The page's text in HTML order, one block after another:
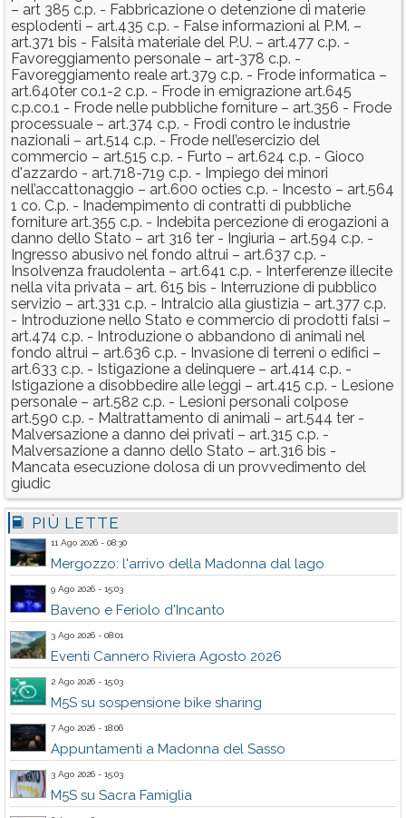
– art 385 c.p. - Fabbricazione o detenzione di materie
esplodenti – art.435 c.p. - False informazioni al P.M. –
art.371 bis - Falsità materiale del P.U. – art.477 c.p. -
Favoreggiamento personale – art-378 c.p. -
Favoreggiamento reale art.379 c.p. - Frode informatica –
art.640ter co.1-2 c.p. - Frode in emigrazione art.645
c.p.co.1 - Frode nelle pubbliche forniture – art.356 - Frode
processuale – art.374 c.p. - Frodi contro le industrie
nazionali – art.514 c.p. - Frode nell’esercizio del
commercio – art.515 c.p. - Furto – art.624 c.p. - Gioco
d'azzardo - art.718-719 c.p. - Impiego dei minori
nell’accattonaggio – art.600 octies c.p. - Incesto – art.564
1 co. C.p. - Inadempimento di contratti di pubbliche
forniture art.355 c.p. - Indebita percezione di erogazioni a
danno dello Stato – art 316 ter - Ingiuria – art.594 c.p. -
Ingresso abusivo nel fondo altrui – art.637 c.p. -
Insolvenza fraudolenta – art.641 c.p. - Interferenze illecite
nella vita privata – art. 615 bis - Interruzione di pubblico
servizio – art.331 c.p. - Intralcio alla giustizia – art.377 c.p.
- Introduzione nello Stato e commercio di prodotti falsi –
art.474 c.p. - Introduzione o abbandono di animali nel
fondo altrui – art.636 c.p. - Invasione di terreni o edifici –
art.633 c.p. - Istigazione a delinquere – art.414 c.p. -
Istigazione a disobbedire alle leggi – art.415 c.p. - Lesione
personale – art.582 c.p. - Lesioni personali colpose
art.590 c.p. - Maltrattamento di animali – art.544 ter -
Malversazione a danno dei privati – art.315 c.p. -
Malversazione a danno dello Stato – art.316 bis -
Mancata esecuzione dolosa di un provvedimento del
giudic
PIÙ LETTE
11 Ago 2026 - 08:30
Mergozzo: l'arrivo della Madonna dal lago
9 Ago 2026 - 15:03
Baveno e Feriolo d'Incanto
3 Ago 2026 - 08:01
Eventi Cannero Riviera Agosto 2026
2 Ago 2026 - 15:03
M5S su sospensione bike sharing
7 Ago 2026 - 18:06
Appuntamenti a Madonna del Sasso
3 Ago 2026 - 15:03
M5S su Sacra Famiglia